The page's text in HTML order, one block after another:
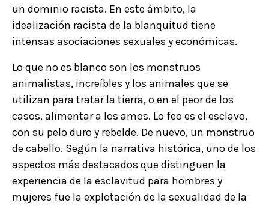
un dominio racista. En este ámbito, la
idealización racista de la blanquitud tiene
intensas asociaciones sexuales y económicas.
Lo que no es blanco son los monstruos
animalistas, increíbles y los animales que se
utilizan para tratar la tierra, o en el peor de los
casos, alimentar a los amos. Lo feo es el esclavo,
con su pelo duro y rebelde. De nuevo, un monstruo
de cabello. Según la narrativa histórica, uno de los
aspectos más destacados que distinguen la
experiencia de la esclavitud para hombres y
mujeres fue la explotación de la sexualidad de la